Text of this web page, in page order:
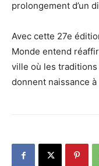
prolongement d’un
Avec cette 27e
Monde entend
ville où les
donnent naissance